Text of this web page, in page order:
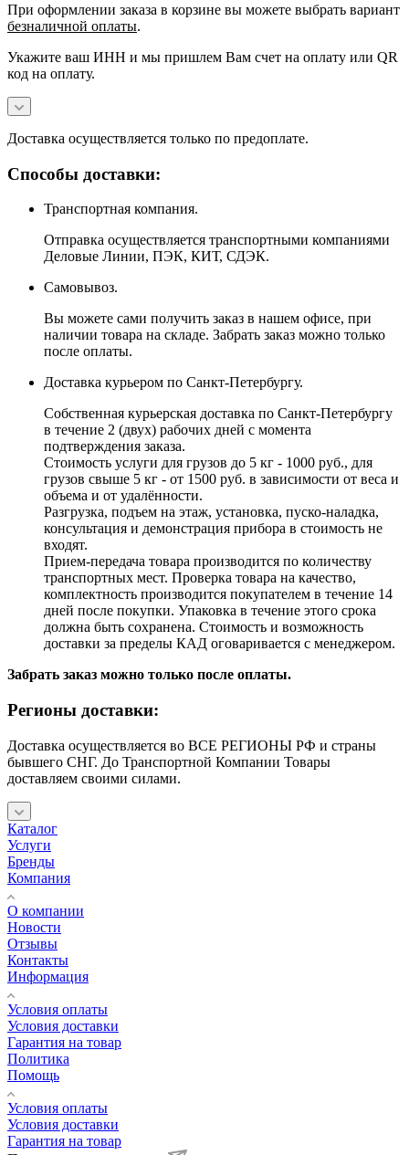
При оформлении заказа в корзине вы можете выбрать вариант
безналичной оплаты.
Укажите ваш ИНН и мы пришлем Вам счет на оплату или QR
код на оплату.
Доставка осуществляется только по предоплате.
Способы доставки:
Транспортная компания.
Отправка осуществляется транспортными компаниями
Деловые Линии, ПЭК, КИТ, СДЭК.
Самовывоз.
Вы можете сами получить заказ в нашем офисе, при
наличии товара на складе. Забрать заказ можно только
после оплаты.
Доставка курьером по Санкт-Петербургу.
Собственная курьерская доставка по Санкт-Петербургу
в течение 2 (двух) рабочих дней с момента
подтверждения заказа.
Стоимость услуги для грузов до 5 кг - 1000 руб., для
грузов свыше 5 кг - от 1500 руб. в зависимости от веса и
объема и от удалённости.
Разгрузка, подъем на этаж, установка, пуско-наладка,
консультация и демонстрация прибора в стоимость не
входят.
Прием-передача товара производится по количеству
транспортных мест. Проверка товара на качество,
комплектность производится покупателем в течение 14
дней после покупки. Упаковка в течение этого срока
должна быть сохранена. Стоимость и возможность
доставки за пределы КАД оговаривается с менеджером.
Забрать заказ можно только после оплаты.
Регионы доставки:
Доставка осуществляется во ВСЕ РЕГИОНЫ РФ и страны
бывшего СНГ. До Транспортной Компании Товары
доставляем своими силами.
Каталог
Услуги
Бренды
Компания
О компании
Новости
Отзывы
Контакты
Информация
Условия оплаты
Условия доставки
Гарантия на товар
Политика
Помощь
Условия оплаты
Условия доставки
Гарантия на товар